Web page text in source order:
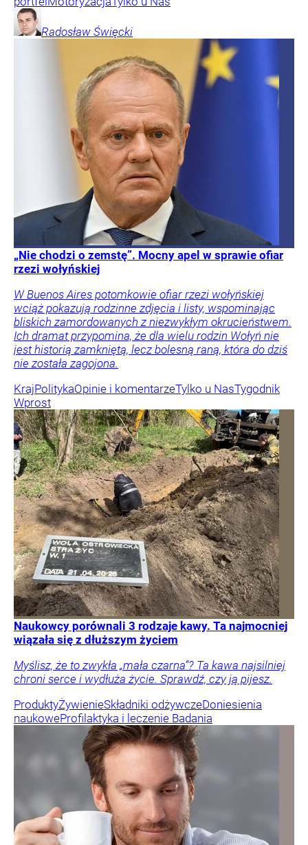
Radosław Święcki
„Nie chodzi o zemstę”. Mocny apel w sprawie ofiar
rzezi wołyńskiej
W Buenos Aires potomkowie ofiar rzezi wołyńskiej
wciąż pokazują rodzinne zdjęcia i listy, wspominając
bliskich zamordowanych z niezwykłym okrucieństwem.
Ich dramat przypomina, że dla wielu rodzin Wołyń nie
jest historią zamkniętą, lecz bolesną raną, która do dziś
nie została zagojona.
KrajPolitykaOpinie i komentarzeTylko u NasTygodnik
Wprost
Naukowcy porównali 3 rodzaje kawy. Ta najmocniej
wiązała się z dłuższym życiem
Myślisz, że to zwykła „mała czarna”? Ta kawa najsilniej
chroni serce i wydłuża życie. Sprawdź, czy ją pijesz.
ProduktyŻywienieSkładniki odżywczeDoniesienia
naukoweProfilaktyka i leczenie Badania